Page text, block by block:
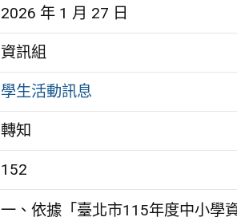
2026 年 1 月 27 日
資訊組
學生活動訊息
轉知
152
一、依據「臺北市115年度中小學